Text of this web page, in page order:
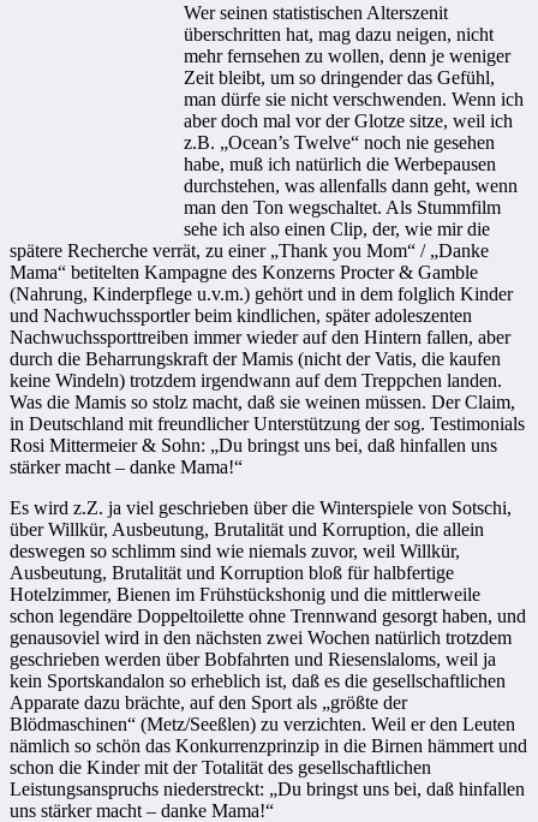
Wer seinen statistischen Alterszenit
überschritten hat, mag dazu neigen, nicht
mehr fernsehen zu wollen, denn je weniger
Zeit bleibt, um so dringender das Gefühl,
man dürfe sie nicht verschwenden. Wenn ich
aber doch mal vor der Glotze sitze, weil ich
z.B. „Ocean’s Twelve“ noch nie gesehen
habe, muß ich natürlich die Werbepausen
durchstehen, was allenfalls dann geht, wenn
man den Ton wegschaltet. Als Stummfilm
sehe ich also einen Clip, der, wie mir die
spätere Recherche verrät, zu einer „Thank you Mom“ / „Danke
Mama“ betitelten Kampagne des Konzerns Procter & Gamble
(Nahrung, Kinderpflege u.v.m.) gehört und in dem folglich Kinder
und Nachwuchssportler beim kindlichen, später adoleszenten
Nachwuchssporttreiben immer wieder auf den Hintern fallen, aber
durch die Beharrungskraft der Mamis (nicht der Vatis, die kaufen
keine Windeln) trotzdem irgendwann auf dem Treppchen landen.
Was die Mamis so stolz macht, daß sie weinen müssen. Der Claim,
in Deutschland mit freundlicher Unterstützung der sog. Testimonials
Rosi Mittermeier & Sohn: „Du bringst uns bei, daß hinfallen uns
stärker macht – danke Mama!“
Es wird z.Z. ja viel geschrieben über die Winterspiele von Sotschi,
über Willkür, Ausbeutung, Brutalität und Korruption, die allein
deswegen so schlimm sind wie niemals zuvor, weil Willkür,
Ausbeutung, Brutalität und Korruption bloß für halbfertige
Hotelzimmer, Bienen im Frühstückshonig und die mittlerweile
schon legendäre Doppeltoilette ohne Trennwand gesorgt haben, und
genausoviel wird in den nächsten zwei Wochen natürlich trotzdem
geschrieben werden über Bobfahrten und Riesenslaloms, weil ja
kein Sportskandalon so erheblich ist, daß es die gesellschaftlichen
Apparate dazu brächte, auf den Sport als „größte der
Blödmaschinen“ (Metz/Seeßlen) zu verzichten. Weil er den Leuten
nämlich so schön das Konkurrenzprinzip in die Birnen hämmert und
schon die Kinder mit der Totalität des gesellschaftlichen
Leistungsanspruchs niederstreckt: „Du bringst uns bei, daß hinfallen
uns stärker macht – danke Mama!“